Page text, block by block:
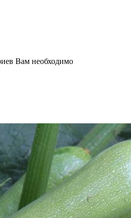
Вам необходимо